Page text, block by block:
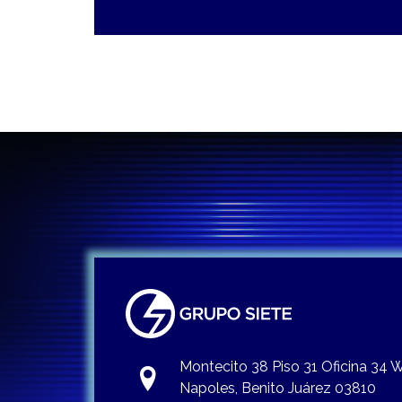
Montecito 38 Piso 31 Oficina 34
Napoles, Benito Juárez 03810